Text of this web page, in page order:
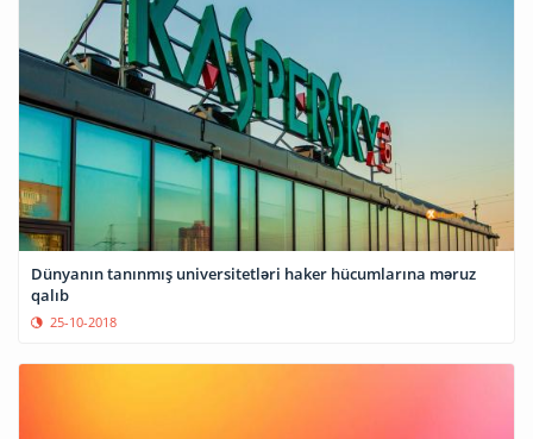
Dünyanın tanınmış universitetləri haker hücumlarına məruz
qalıb
25-10-2018